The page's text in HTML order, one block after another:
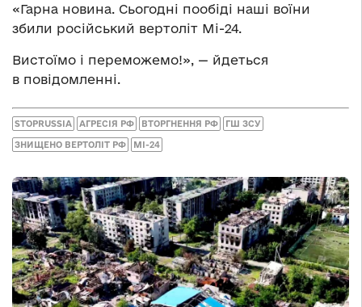
«Гарна новина. Сьогодні пообіді наші воїни
збили російський вертоліт Мі-24.
Вистоїмо і переможемо!», — йдеться
в повідомленні.
STOPRUSSIA АГРЕСІЯ РФ ВТОРГНЕННЯ РФ ГШ ЗСУ
ЗНИЩЕНО ВЕРТОЛІТ РФ МІ-24